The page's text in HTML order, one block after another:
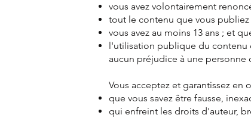
vous avez volontairement
tout le contenu que vous publiez
vous avez au moins 13 ans ; et
l'utilisation publique du contenu
aucun préjudice à une personne
Vous acceptez et garantissez en
que vous savez être fausse,
qui enfreint les droits d'auteur,